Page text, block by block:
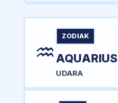
♒
ZODIAK
AQUARIUS
UDARA